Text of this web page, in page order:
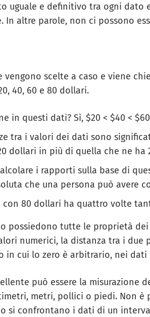
uguale e definitivo tra ogni dato
In altre parole, non ci possono
vengono scelte a caso e viene
40, 60 e 80 dollari.
in questi dati? Sì, $20 < $40 <
tra i valori dei dati sono
dollari in più di quella che ne ha
i rapporti sulla base di
che una persona può avere
con 80 dollari ha quattro volte
possiedono tutte le proprietà
numerici, la distanza tra i due
in cui lo zero è arbitrario, nei
può essere la misurazione
metri, pollici o piedi. Non è
si confrontano i dati di un